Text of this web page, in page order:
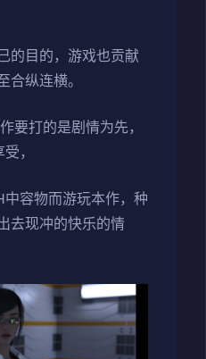
的目的，游戏也贡献
合纵连横。
要打的是剧情为先，
，
容物而游玩本作，种
去现冲的快乐的情